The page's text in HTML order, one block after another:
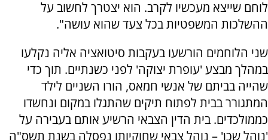
לוחם שייצא מעכשיו לקרב. הוא יצטרך לחשוב על
ההשלכות המשפטיות בכל צעד שהוא עושה".
שני הלוחמים הורשעו בעקבות סיטואציה אליה נקלעו
במהלך מבצע 'עופרת יצוקה' לפני כשנתיים. תוך כדי
שהייה בביתם של אנשי חמאס, הורו השניים לילד
המתגורר בבית לפתוח תיקים שהתגלו במקום ונחשדו
כממולכדים. בית הדין הצבאי הרשיע אותם בעבירה על
'נוהל שכן' – נוהל צבאי שחוקיותו נפסלה בשנת תשס"ה